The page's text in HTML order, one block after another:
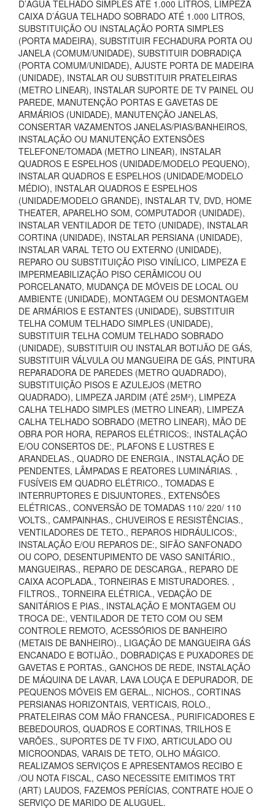
D’ÁGUA TELHADO SIMPLES ATÉ 1.000 LITROS, LIMPEZA
CAIXA D’ÁGUA TELHADO SOBRADO ATÉ 1.000 LITROS,
SUBSTITUIÇÃO OU INSTALAÇÃO PORTA SIMPLES
(PORTA MADEIRA), SUBSTITUIR FECHADURA PORTA OU
JANELA (COMUM/UNIDADE), SUBSTITUIR DOBRADIÇA
(PORTA COMUM/UNIDADE), AJUSTE PORTA DE MADEIRA
(UNIDADE), INSTALAR OU SUBSTITUIR PRATELEIRAS
(METRO LINEAR), INSTALAR SUPORTE DE TV PAINEL OU
PAREDE, MANUTENÇÃO PORTAS E GAVETAS DE
ARMÁRIOS (UNIDADE), MANUTENÇÃO JANELAS,
CONSERTAR VAZAMENTOS JANELAS/PIAS/BANHEIROS,
INSTALAÇÃO OU MANUTENÇÃO EXTENSÕES
TELEFONE/TOMADA (METRO LINEAR), INSTALAR
QUADROS E ESPELHOS (UNIDADE/MODELO PEQUENO),
INSTALAR QUADROS E ESPELHOS (UNIDADE/MODELO
MÉDIO), INSTALAR QUADROS E ESPELHOS
(UNIDADE/MODELO GRANDE), INSTALAR TV, DVD, HOME
THEATER, APARELHO SOM, COMPUTADOR (UNIDADE),
INSTALAR VENTILADOR DE TETO (UNIDADE), INSTALAR
CORTINA (UNIDADE), INSTALAR PERSIANA (UNIDADE),
INSTALAR VARAL TETO OU EXTERNO (UNIDADE),
REPARO OU SUBSTITUIÇÃO PISO VINÍLICO, LIMPEZA E
IMPERMEABILIZAÇÃO PISO CERÂMICOU OU
PORCELANATO, MUDANÇA DE MÓVEIS DE LOCAL OU
AMBIENTE (UNIDADE), MONTAGEM OU DESMONTAGEM
DE ARMÁRIOS E ESTANTES (UNIDADE), SUBSTITUIR
TELHA COMUM TELHADO SIMPLES (UNIDADE),
SUBSTITUIR TELHA COMUM TELHADO SOBRADO
(UNIDADE), SUBSTITUIR OU INSTALAR BOTIJÃO DE GÁS,
SUBSTITUIR VÁLVULA OU MANGUEIRA DE GÁS, PINTURA
REPARADORA DE PAREDES (METRO QUADRADO),
SUBSTITUIÇÃO PISOS E AZULEJOS (METRO
QUADRADO), LIMPEZA JARDIM (ATÉ 25M²), LIMPEZA
CALHA TELHADO SIMPLES (METRO LINEAR), LIMPEZA
CALHA TELHADO SOBRADO (METRO LINEAR), MÃO DE
OBRA POR HORA, REPAROS ELÉTRICOS:, INSTALAÇÃO
E/OU CONSERTOS DE:, PLAFONS E LUSTRES E
ARANDELAS., QUADRO DE ENERGIA., INSTALAÇÃO DE
PENDENTES, LÂMPADAS E REATORES LUMINÁRIAS. ,
FUSÍVEIS EM QUADRO ELÉTRICO., TOMADAS E
INTERRUPTORES E DISJUNTORES., EXTENSÕES
ELÉTRICAS., CONVERSÃO DE TOMADAS 110/ 220/ 110
VOLTS., CAMPAINHAS., CHUVEIROS E RESISTÊNCIAS.,
VENTILADORES DE TETO., REPAROS HIDRÁULICOS:,
INSTALAÇÃO E/OU REPAROS DE:, SIFÃO SANFONADO
OU COPO, DESENTUPIMENTO DE VASO SANITÁRIO.,
MANGUEIRAS., REPARO DE DESCARGA., REPARO DE
CAIXA ACOPLADA., TORNEIRAS E MISTURADORES. ,
FILTROS., TORNEIRA ELÉTRICA., VEDAÇÃO DE
SANITÁRIOS E PIAS., INSTALAÇÃO E MONTAGEM OU
TROCA DE:, VENTILADOR DE TETO COM OU SEM
CONTROLE REMOTO, ACESSÓRIOS DE BANHEIRO
(METAIS DE BANHEIRO)., LIGAÇÃO DE MANGUEIRA GÁS
ENCANADO E BOTIJÃO., DOBRADIÇAS E PUXADORES DE
GAVETAS E PORTAS., GANCHOS DE REDE, INSTALAÇÃO
DE MÁQUINA DE LAVAR, LAVA LOUÇA E DEPURADOR, DE
PEQUENOS MÓVEIS EM GERAL., NICHOS., CORTINAS
PERSIANAS HORIZONTAIS, VERTICAIS, ROLO.,
PRATELEIRAS COM MÃO FRANCESA., PURIFICADORES E
BEBEDOUROS, QUADROS E CORTINAS, TRILHOS E
VARÕES., SUPORTES DE TV FIXO, ARTICULADO OU
MICROONDAS, VARAIS DE TETO, OLHO MÁGICO.
REALIZAMOS SERVIÇOS E APRESENTAMOS RECIBO E
/OU NOTA FISCAL, CASO NECESSITE EMITIMOS TRT
(ART) LAUDOS, FAZEMOS PERÍCIAS, CONTRATE HOJE O
SERVIÇO DE MARIDO DE ALUGUEL.